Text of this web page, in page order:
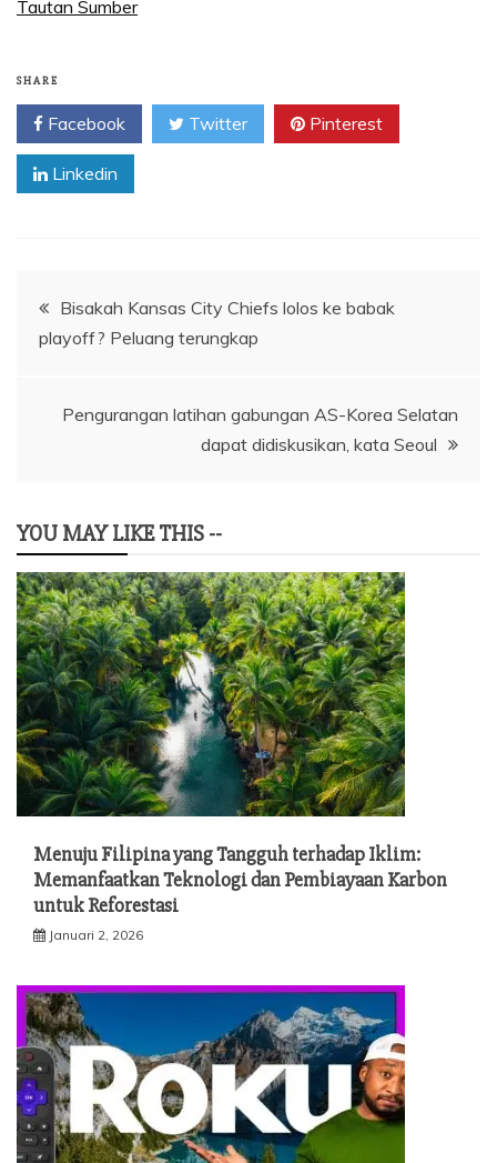
Tautan Sumber
SHARE
Facebook Twitter Pinterest
Linkedin
Navigasi
pos
Bisakah Kansas City Chiefs lolos ke babak
playoff? Peluang terungkap
Pengurangan latihan gabungan AS-Korea Selatan
dapat didiskusikan, kata Seoul
YOU MAY LIKE THIS --
Menuju Filipina yang Tangguh terhadap Iklim:
Memanfaatkan Teknologi dan Pembiayaan Karbon
untuk Reforestasi
Januari 2, 2026